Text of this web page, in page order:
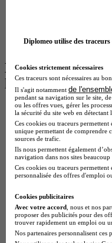
BTS Communication
Master Psychologie à
BTS Ndrc à Lyon
Les intitulés de
les plus
BTS Esf en alternance
BTS Dietetique en
BTS Mco en
BTS Pi en alternance
BTS Sp3s en
Master CCA en
BTS Ndrc en
Cap Fleuriste en
BTS Sio en alternance
MSc Marketing
BTS Gpme en
Cap Electricien en
Diplomeo utilise des traceurs
Cookies strictement nécessaires
Ces traceurs sont nécessaires au
Il s'agit notamment de
pendant sa navigation sur le site,
ou les offres vues, gérer les
la sécurité du site web en
Ces cookies ou traceurs
unique permettant de comprendre
sources de trafic.
Ils nous permettent également
navigation dans nos sites
Ces cookies ou traceurs
personnalisée des offres d'emploi
Cookies publicitaires
Avec votre accord , nous et nos
proposer des publicités pour des
trouver rapidement un emploi ou
Nos partenaires personnalisent